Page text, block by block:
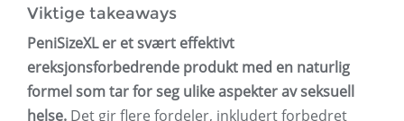
Viktige takeaways
PeniSizeXL er et svært effektivt
ereksjonsforbedrende produkt med en naturlig
formel som tar for seg ulike aspekter av seksuell
helse. Det gir flere fordeler, inkludert forbedret